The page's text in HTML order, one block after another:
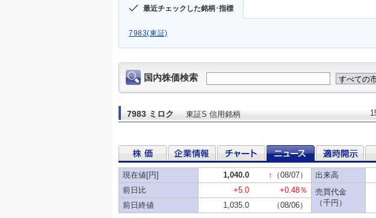
最近チェックした銘柄･指標
7983(東証)